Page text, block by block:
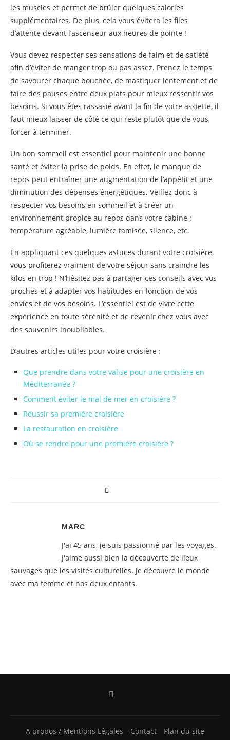
les muscles et permet de brûler quelques calories
supplémentaires. De plus, cela vous évitera les files
d’attente devant l’ascenseur aux heures de pointe !
Vous devez respecter ses sensations de faim et de satiété
afin d’éviter de manger trop ou pas assez. Prenez le temps
de savourer chaque bouchée, de mastiquer lentement et de
faire des pauses entre deux plats pour mieux ressentir vos
besoins. Si vous êtes rassasié avant la fin de votre assiette, il
faut mieux laisser de côté ce qui reste plutôt que de vous
forcer à terminer.
Un bon sommeil est essentiel pour maintenir une bonne
santé et éviter la prise de poids. En effet, le manque de
repos peut entraîner une augmentation de l’appétit et une
diminution des dépenses énergétiques. Veillez donc à
respecter vos besoins en sommeil et à créer un
environnement propice au repos dans votre cabine :
température agréable, lumière tamisée, silence, etc.
En appliquant ces quelques astuces durant votre croisière,
vous profiterez vraiment de votre séjour sans craindre les
kilos en trop ! N’hésitez pas à partager ces conseils avec vos
proches et à adapter vos habitudes en fonction de vos
envies et de vos besoins. L’essentiel est de vivre cette
expérience en toute sérénité et de revenir chez vous avec
des souvenirs inoubliables.
D’autres articles utiles pour votre croisière :
Que prendre dans votre valise pour une croisière en
Méditerranée ?
Comment éviter le mal de mer en croisière ?
Réussir sa première croisière
La restauration en croisière
Où se rendre pour une première croisière ?
MARC
J'ai 45 ans, je suis passionné par les voyages.
J'aime aussi bien la découverte de lieux
sauvages que les visites culturelles. Je découvre le monde
avec ma femme et nos deux enfants.
A propos / Mentions Légales Contact Plan du site